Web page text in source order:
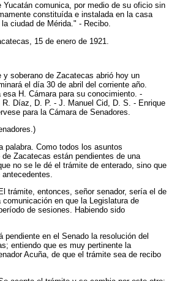
Yucatán comunica, por medio de su oficio sin
constituída e instalada en la casa
ciudad de Mérida." - Recibo.
15 de enero de 1921.
soberano de Zacatecas abrió hoy un
el día 30 de abril del corriente año.
esa H. Cámara para su conocimiento. -
Díaz, D. P. - J. Manuel Cid, D. S. - Enrique
para la Cámara de Senadores.
palabra. Como todos los asuntos
Zacatecas están pendientes de una
no se le dé el trámite de enterado, sino que
El trámite, entonces, señor senador, sería el de
en que la Legislatura de
de sesiones. Habiendo sido
pendiente en el Senado la resolución del
entiendo que es muy pertinente la
Acuña, de que el trámite sea de recibo